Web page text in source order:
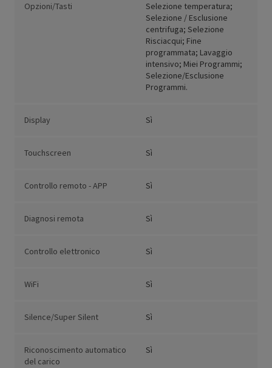
Opzioni/Tasti
Selezione temperatura;
Selezione / Esclusione
centrifuga; Selezione
Risciacqui; Fine
programmata; Lavaggio
intensivo; Miei Programmi;
Selezione/Esclusione
Programmi.
Display Sì
Touchscreen Sì
Controllo remoto - APP Sì
Diagnosi remota Sì
Controllo elettronico Sì
WiFi Sì
Silence/Super Silent Sì
Riconoscimento automatico
del carico
Sì